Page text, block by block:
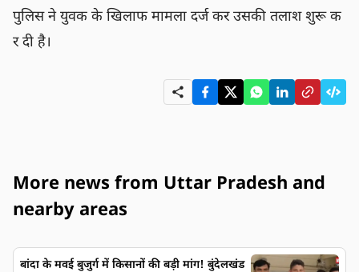
पुलिस ने युवक के खिलाफ मामला दर्ज कर उसकी तलाश शुरू क
र दी है।
More news from Uttar Pradesh and
nearby areas
बांदा के मवई बुजुर्ग में किसानों की बड़ी मांग! बुंदेलखंड